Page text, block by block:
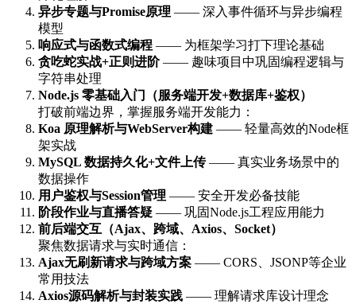
异步专题与Promise原理 —— 深入事件循环与异步编程
模型
响应式与函数式编程 —— 为框架学习打下理论基础
贪吃蛇实战+正则进阶 —— 趣味项目中巩固编程逻辑与
字符串处理
Node.js 零基础入门（服务端开发+数据库+鉴权）
打破前端边界，掌握服务端开发能力：
Koa 原理解析与WebServer构建 —— 轻量高效的Node框
架实战
MySQL 数据持久化+文件上传—— 真实业务场景中的
数据操作
用户鉴权与Session管理 —— 安全开发必备技能
阶段作业与直播答疑 —— 巩固Node.js工程应用能力
前后端交互（Ajax、跨域、Axios、Socket）
聚焦数据请求与实时通信：
Ajax无刷新请求与跨域方案 —— CORS、JSONP等企业
常用技法
Axios源码解析与封装实践 —— 理解请求库设计理念